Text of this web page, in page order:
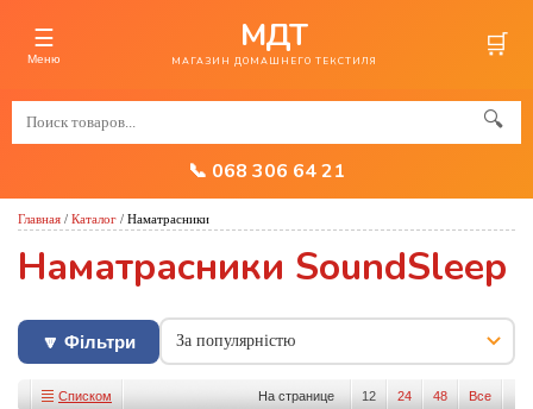
☰
Меню
МДТ
МАГАЗИН ДОМАШНЕГО ТЕКСТИЛЯ 🛒
🔍
📞 068 306 64 21
Главная / Каталог / Наматрасники
Наматрасники SoundSleep
🔽 Фільтри
На странице 12 24 48 Все
Списком